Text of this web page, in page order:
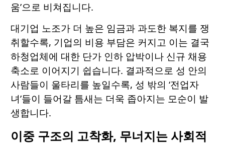
움’으로 비쳐집니다.
대기업 노조가 더 높은 임금과 과도한 복지를 쟁
취할수록, 기업의 비용 부담은 커지고 이는 결국
하청업체에 대한 단가 인하 압박이나 신규 채용
축소로 이어지기 쉽습니다. 결과적으로 성 안의
사람들이 울타리를 높일수록, 성 밖의 ‘전업자
녀’들이 들어갈 틈새는 더욱 좁아지는 모순이 발
생합니다.
이중 구조의 고착화, 무너지는 사회적